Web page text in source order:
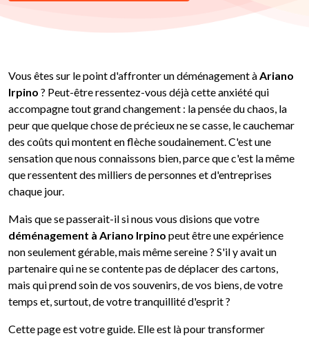
Vous êtes sur le point d'affronter un déménagement àAriano
Irpino ? Peut-être ressentez-vous déjà cette anxiété qui
accompagne tout grand changement : la pensée du chaos, la
peur que quelque chose de précieux ne se casse, le cauchemar
des coûts qui montent en flèche soudainement. C'est une
sensation que nous connaissons bien, parce que c'est la même
que ressentent des milliers de personnes et d'entreprises
chaque jour.
Mais que se passerait-il si nous vous disions que votre
déménagement à Ariano Irpino peut être une expérience
non seulement gérable, mais même sereine ? S'il y avait un
partenaire qui ne se contente pas de déplacer des cartons,
mais qui prend soin de vos souvenirs, de vos biens, de votre
temps et, surtout, de votre tranquillité d'esprit ?
Cette page est votre guide. Elle est là pour transformer